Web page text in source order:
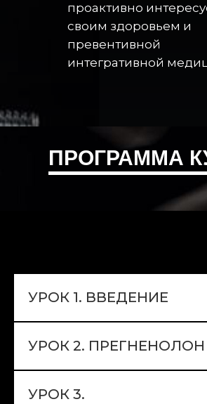
проактивно
своим здоровьем и
превентивной
интегративной
ПРОГРАММА
УРОК 1. ВВЕДЕНИЕ
УРОК 2. ПРЕГНЕНОЛОН
УРОК 3.